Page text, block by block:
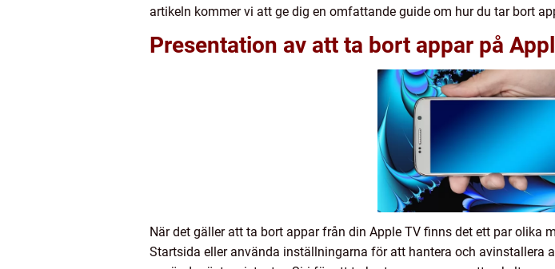
artikeln kommer vi att ge dig en omfattande guide om hur du tar bort
Presentation av att ta bort appar på
När det gäller att ta bort appar från din Apple TV finns det ett par olika
Startsida eller använda inställningarna för att hantera och avinstallera